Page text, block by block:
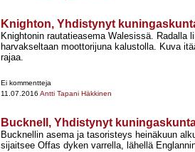
Knighton, Yhdistynyt
Knightonin rautatieasema Walesissä. Radalla
harvakseltaan moottorijuna kalustolla. Kuva
rajaa.
Ei kommentteja
11.07.2016 Antti Tapani Häkkinen
Bucknell, Yhdistynyt
Bucknellin asema ja tasoristeys heinäkuun
sijaitsee Offas dyken varrella, lähellä